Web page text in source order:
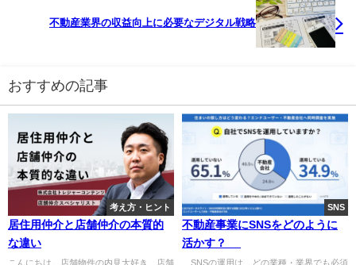
不動産業界の収益向上に必要なデジタル戦略
おすすめの記事
考え方・ヒント
居住用仲介と店舗仲介の本質的
な違い
こんにちは。店舗物件の内見大好き、店舗
SNS
不動産事業にSNSをどのように
活かす？
SNSの運用は、どの業種・業界でも必須